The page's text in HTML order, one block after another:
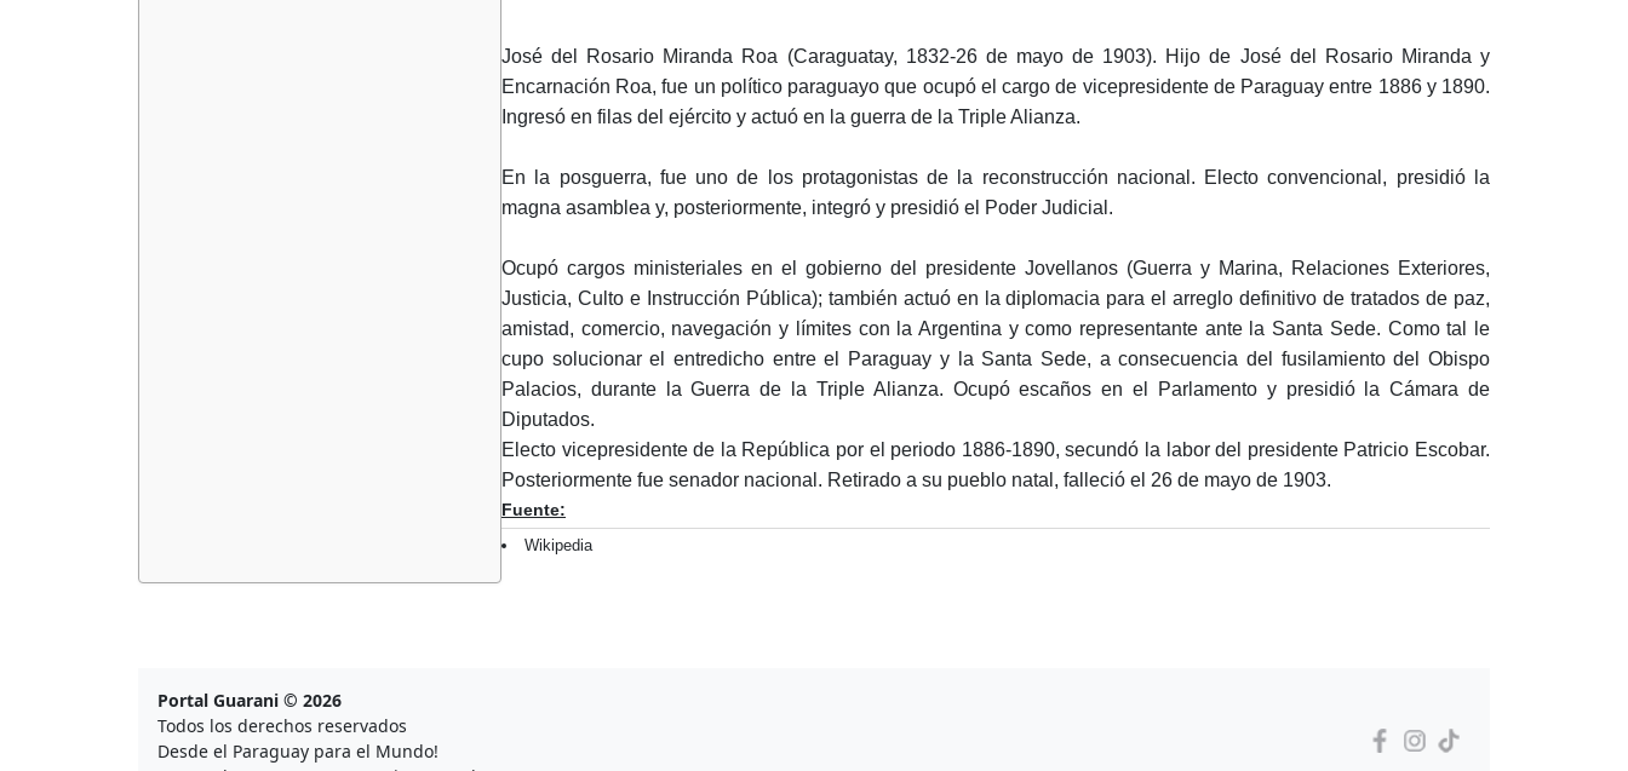
José del Rosario Miranda Roa (Caraguatay, 1832-26 de mayo de 1903). Hijo de José del Rosario Miranda y
Encarnación Roa, fue un político paraguayo que ocupó el cargo de vicepresidente de Paraguay entre 1886 y 1890.
Ingresó en filas del ejército y actuó en la guerra de la Triple Alianza.
En la posguerra, fue uno de los protagonistas de la reconstrucción nacional. Electo convencional, presidió la
magna asamblea y, posteriormente, integró y presidió el Poder Judicial.
Ocupó cargos ministeriales en el gobierno del presidente Jovellanos (Guerra y Marina, Relaciones Exteriores,
Justicia, Culto e Instrucción Pública); también actuó en la diplomacia para el arreglo definitivo de tratados de paz,
amistad, comercio, navegación y límites con la Argentina y como representante ante la Santa Sede. Como tal le
cupo solucionar el entredicho entre el Paraguay y la Santa Sede, a consecuencia del fusilamiento del Obispo
Palacios, durante la Guerra de la Triple Alianza. Ocupó escaños en el Parlamento y presidió la Cámara de
Diputados.
Electo vicepresidente de la República por el periodo 1886-1890, secundó la labor del presidente Patricio Escobar.
Posteriormente fue senador nacional. Retirado a su pueblo natal, falleció el 26 de mayo de 1903.
Fuente:
Wikipedia
Portal Guarani © 2026
Todos los derechos reservados
Desde el Paraguay para el Mundo!